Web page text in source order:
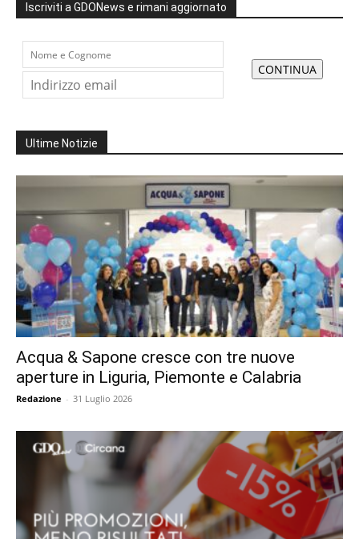
Iscriviti a GDONews e rimani aggiornato
Ultime Notizie
Acqua & Sapone cresce con tre nuove
aperture in Liguria, Piemonte e Calabria
Redazione - 31 Luglio 2026